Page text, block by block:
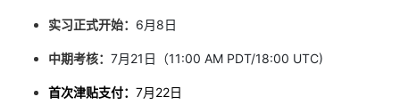
实习正式开始： 6月8日
中期考核： 7月21日（11:00 AM PDT/18:00 UTC)
首次津贴支付： 7月22日